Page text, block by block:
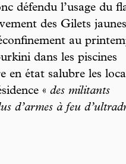
défendu l’usage du
des Gilets
au
dans les piscines
en état salubre les
« des militants
d’armes à feu